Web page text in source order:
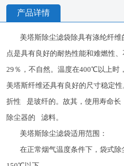
产品详情
美塔斯除尘滤袋除具有涤纶纤
点是具有良好的耐热性能和难燃性
29％，不自然。温度在400℃以上时
美塔斯纤维还具有良好的尺寸稳定
折性 是玻纤的。故其，使用寿命长
除尘器的 滤料。
美塔斯除尘滤袋适用范围：
在正常烟气温度条件下，袋式